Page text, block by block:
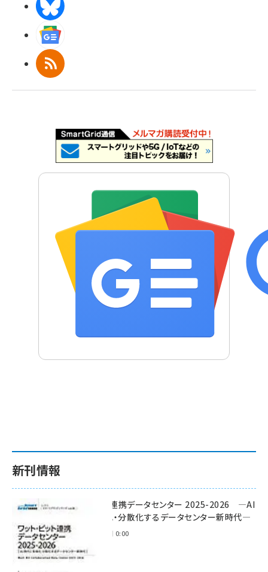
RSS
新刊情報
ワット・ビット連携データセンター 2025-2026 ―AI
時代に多様化・分散化するデータセンター新時代―
2025年11月28日 0:00